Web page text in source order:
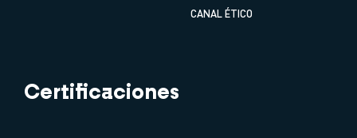
CANAL ÉTICO
Certificaciones